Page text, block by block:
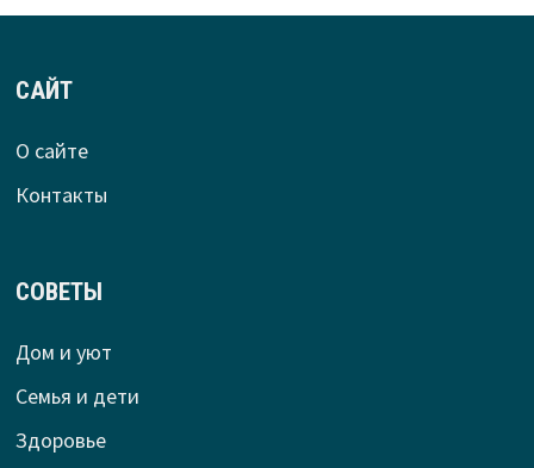
САЙТ
О сайте
Контакты
СОВЕТЫ
Дом и уют
Семья и дети
Здоровье